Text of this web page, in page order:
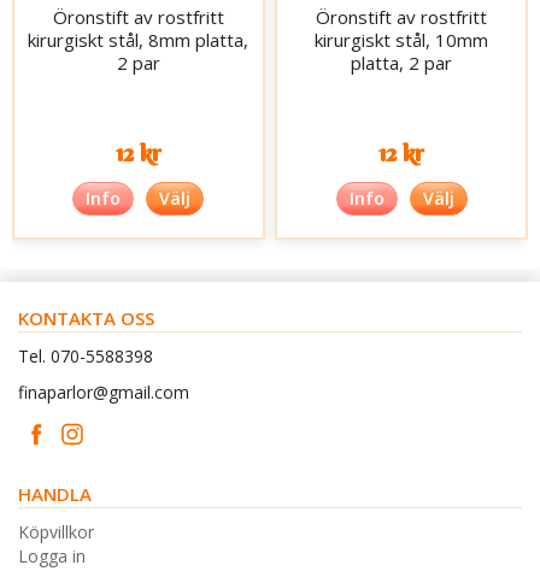
Öronstift av rostfritt
kirurgiskt stål, 8mm platta,
2 par
12 kr
Info Välj
Öronstift av rostfritt
kirurgiskt stål, 10mm
platta, 2 par
12 kr
Info Välj
KONTAKTA OSS
Tel. 070-5588398
finaparlor@gmail.com
HANDLA
Köpvillkor
Logga in